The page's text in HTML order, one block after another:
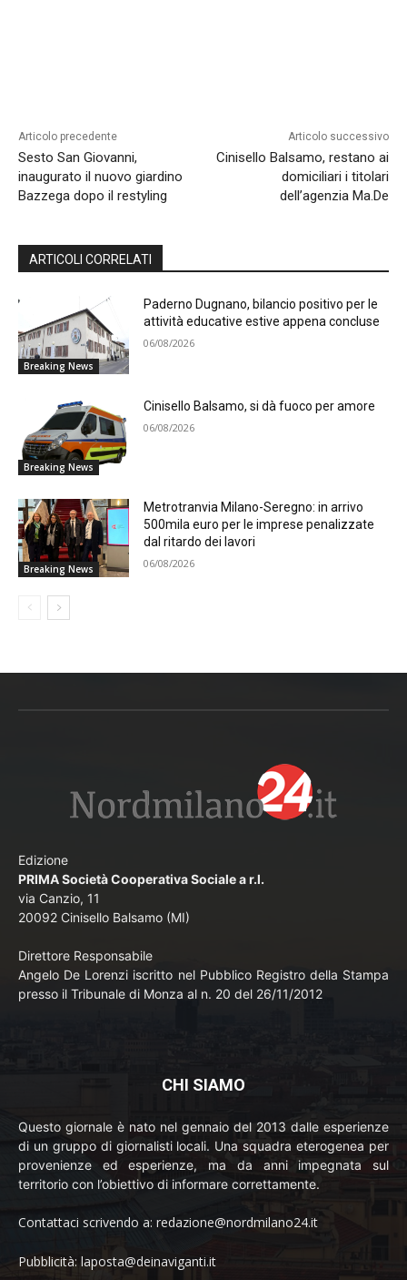
Articolo precedente
Sesto San Giovanni,
inaugurato il nuovo giardino
Bazzega dopo il restyling
Articolo successivo
Cinisello Balsamo, restano ai
domiciliari i titolari
dell’agenzia Ma.De
ARTICOLI CORRELATI
Breaking News
Paderno Dugnano, bilancio positivo per le
attività educative estive appena concluse
06/08/2026
Breaking News
Cinisello Balsamo, si dà fuoco per amore
06/08/2026
Breaking News
Metrotranvia Milano-Seregno: in arrivo
500mila euro per le imprese penalizzate
dal ritardo dei lavori
06/08/2026
Edizione
PRIMA Società Cooperativa Sociale a r.l.
via Canzio, 11
20092 Cinisello Balsamo (MI)
Direttore Responsabile
Angelo De Lorenzi iscritto nel Pubblico Registro della Stampa
presso il Tribunale di Monza al n. 20 del 26/11/2012
CHI SIAMO
Questo giornale è nato nel gennaio del 2013 dalle esperienze
di un gruppo di giornalisti locali. Una squadra eterogenea per
provenienze ed esperienze, ma da anni impegnata sul
territorio con l’obiettivo di informare correttamente.
Contattaci scrivendo a: redazione@nordmilano24.it
Pubblicità: laposta@deinaviganti.it